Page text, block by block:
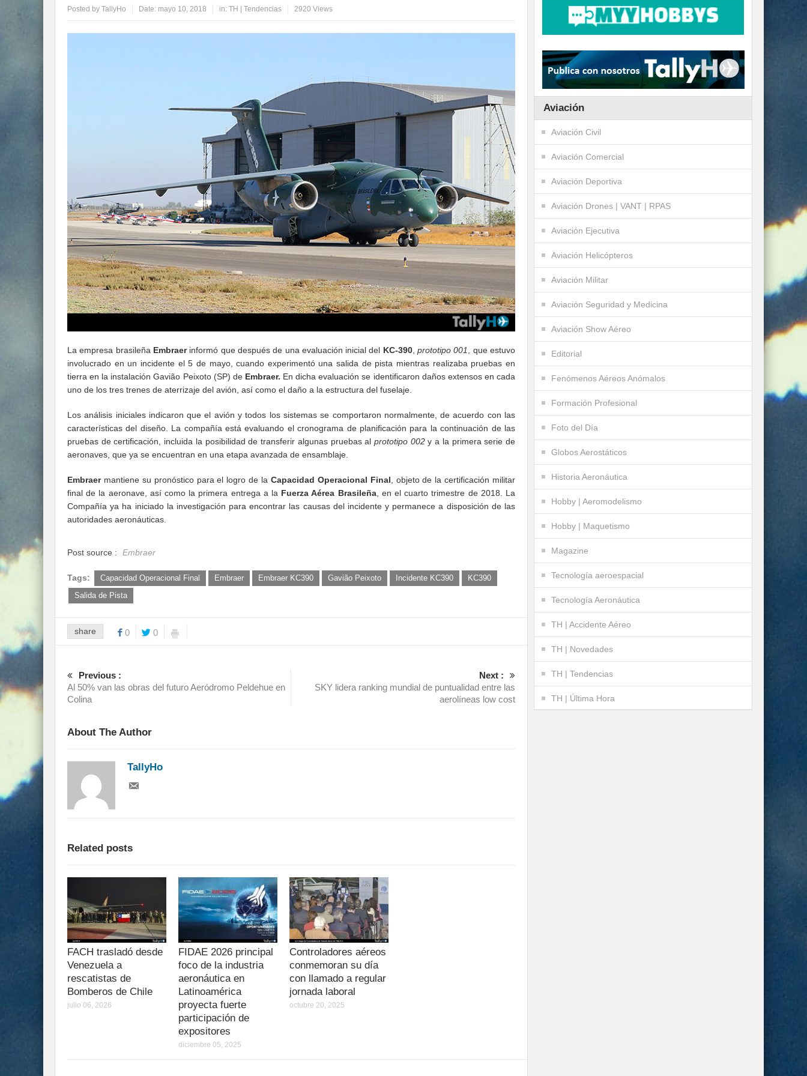
Posted by TallyHo Date: mayo 10, 2018 in: TH | Tendencias 2920 Views
La empresa brasileñaEmbraerinformó que después de una evaluación inicial del KC-390,prototipo 001, que estuvo
involucrado en un incidente el 5 de mayo, cuando experimentó una salida de pista mientras realizaba pruebas en
tierra en la instalación Gavião Peixoto (SP) de Embraer. En dicha evaluación se identificaron daños extensos en cada
uno de los tres trenes de aterrizaje del avión, así como el daño a la estructura del fuselaje.
Los análisis iniciales indicaron que el avión y todos los sistemas se comportaron normalmente, de acuerdo con las
características del diseño. La compañía está evaluando el cronograma de planificación para la continuación de las
pruebas de certificación, incluida la posibilidad de transferir algunas pruebas al prototipo 002y a la primera serie de
aeronaves, que ya se encuentran en una etapa avanzada de ensamblaje.
Embraermantiene su pronóstico para el logro de la Capacidad Operacional Final, objeto de la certificación militar
final de la aeronave, así como la primera entrega a la Fuerza Aérea Brasileña, en el cuarto trimestre de 2018. La
Compañía ya ha iniciado la investigación para encontrar las causas del incidente y permanece a disposición de las
autoridades aeronáuticas.
Post source : Embraer
Tags: Capacidad Operacional Final Embraer Embraer KC390 Gavião Peixoto Incidente KC390
KC390
Salida de Pista
share 0 0
Previous :
Al 50% van las obras del futuro Aeródromo Peldehue en
Colina
Next :
SKY lidera ranking mundial de puntualidad entre las
aerolíneas low cost
About The Author
TallyHo
Related posts
FACH trasladó desde
Venezuela a
rescatistas de
Bomberos de Chile
julio 06, 2026
FIDAE 2026 principal
foco de la industria
aeronáutica en
Latinoamérica
proyecta fuerte
participación de
expositores
diciembre 05, 2025
Controladores aéreos
conmemoran su día
con llamado a regular
jornada laboral
octubre 20, 2025
Aviación
Aviación Civil
Aviación Comercial
Aviación Deportiva
Aviación Drones | VANT | RPAS
Aviación Ejecutiva
Aviación Helicópteros
Aviación Militar
Aviación Seguridad y Medicina
Aviación Show Aéreo
Editorial
Fenómenos Aéreos Anómalos
Formación Profesional
Foto del Día
Globos Aerostáticos
Historia Aeronáutica
Hobby | Aeromodelismo
Hobby | Maquetismo
Magazine
Tecnología aeroespacial
Tecnología Aeronáutica
TH | Accidente Aéreo
TH | Novedades
TH | Tendencias
TH | Última Hora